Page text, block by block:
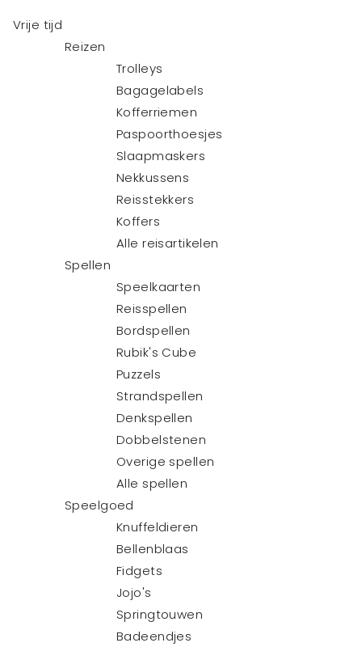
Vrije tijd
Reizen
Trolleys
Bagagelabels
Kofferriemen
Paspoorthoesjes
Slaapmaskers
Nekkussens
Reisstekkers
Koffers
Alle reisartikelen
Spellen
Speelkaarten
Reisspellen
Bordspellen
Rubik's Cube
Puzzels
Strandspellen
Denkspellen
Dobbelstenen
Overige spellen
Alle spellen
Speelgoed
Knuffeldieren
Bellenblaas
Fidgets
Jojo's
Springtouwen
Badeendjes